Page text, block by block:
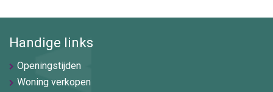
Handige links
Openingstijden
Woning verkopen